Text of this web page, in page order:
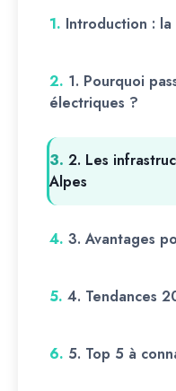
1. Introduction :
2. 1. Pourquoi
électriques ?
3. 2. Les
Alpes
4. 3. Avantages
5. 4. Tendances
6. 5. Top 5 à